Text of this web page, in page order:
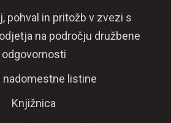
pohval in pritožb v zvezi s
na področju družbene
odgovornosti
nadomestne listine
Knjižnica